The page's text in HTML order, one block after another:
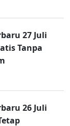
27 Juli
Tanpa
26 Juli